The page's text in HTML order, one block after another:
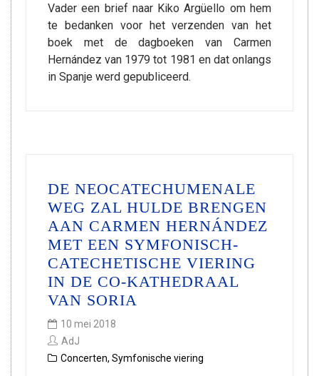
Vader een brief naar Kiko Argüello om hem
te bedanken voor het verzenden van het
boek met de dagboeken van Carmen
Hernández van 1979 tot 1981 en dat onlangs
in Spanje werd gepubliceerd.
DE NEOCATECHUMENALE
WEG ZAL HULDE BRENGEN
AAN CARMEN HERNÁNDEZ
MET EEN SYMFONISCH-
CATECHETISCHE VIERING
IN DE CO-KATHEDRAAL
VAN SORIA
10 mei 2018
AdJ
Concerten, Symfonische viering